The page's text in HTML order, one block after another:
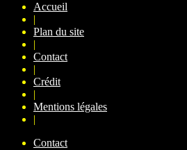
Accueil
|
Plan du site
|
Contact
|
Crédit
|
Mentions légales
|
Contact